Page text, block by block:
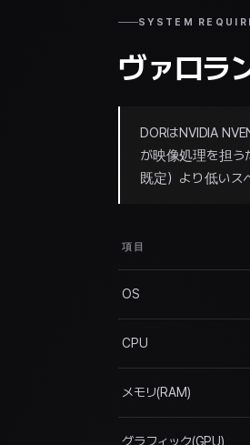
SYSTEM
ヴァロラ
DORはNVIDIA
が映像処理を担う
既定）より低いス
項目
OS
CPU
メモリ(RAM)
グラフィック(GPU)